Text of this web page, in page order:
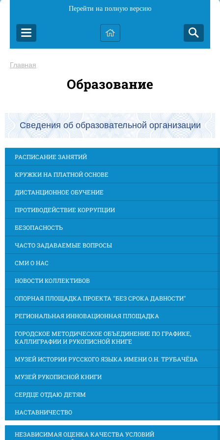
Перейти на полную версию
Главная
Образование
Сведения об образовательной организации
РАСПИСАНИЕ ЗАНЯТИЙ
КРУЖКИ НА ПЛАТНОЙ ОСНОВЕ
ДИСТАНЦИОННОЕ ОБУЧЕНИЕ
ПРОТИВОДЕЙСТВИЕ КОРРУПЦИИ
БЕЗОПАСНОСТЬ
ЧАСТО ЗАДАВАЕМЫЕ ВОПРОСЫ
СМИ О НАС
НОВОСТИ КОЛЛЕКТИВОВ
ОПОРНАЯ ПЛОЩАДКА ПРОЕКТА "БЕЗ СРОКА ДАВНОСТИ"
РЕГИОНАЛЬНАЯ ИННОВАЦИОННАЯ ПЛОЩАДКА
ГОРОДСКОЕ МЕТОДИЧЕСКОЕ ОБЪЕДИНЕНИЕ ПО ГРАФИКЕ,
КАЛЛИГРАФИИ И РУКОПИСНОЙ КНИГЕ
МУЗЕЙ ИСТОРИИ РУССКОГО ЯЗЫКА ИМЕНИ О.Н. ТРУБАЧЁВА
МУЗЕЙ РУКОПИСНОЙ КНИГИ
СЕРДЦЕ ОТДАЮ ДЕТЯМ
НАСТАВНИЧЕСТВО
НЕЗАВИСИМАЯ ОЦЕНКА КАЧЕСТВА УСЛОВИЙ